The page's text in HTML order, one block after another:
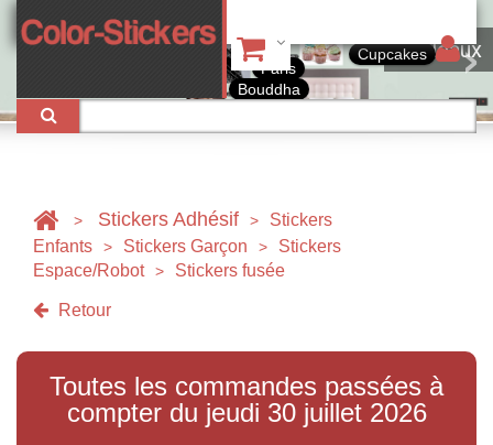
Tableaux
Bouddha
Paris
Cupcakes
> Stickers Adhésif >
Stickers
Enfants
> Stickers Garçon >
Stickers
Espace/Robot
> Stickers fusée
Retour
Toutes les commandes passées à
compter du jeudi 30 juillet 2026